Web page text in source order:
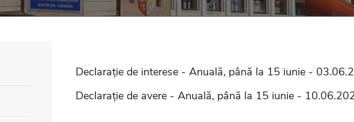
Declarație de interese - Anuală, până la 15 iunie -
Declarație de avere - Anuală, până la 15 iunie -